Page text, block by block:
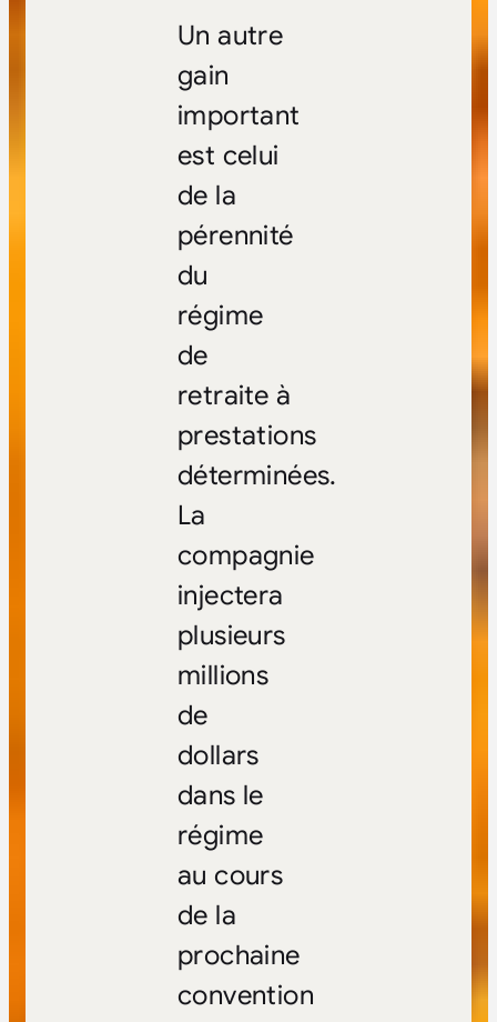
Un autre
gain
important
est celui
de la
pérennité
du
régime
de
retraite à
prestations
déterminées.
La
compagnie
injectera
plusieurs
millions
de
dollars
dans le
régime
au cours
de la
prochaine
convention